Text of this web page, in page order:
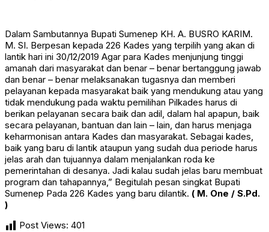
Dalam Sambutannya Bupati Sumenep KH. A. BUSRO KARIM.
M. SI. Berpesan kepada 226 Kades yang terpilih yang akan di
lantik hari ini 30/12/2019 Agar para Kades menjunjung tinggi
amanah dari masyarakat dan benar – benar bertanggung jawab
dan benar – benar melaksanakan tugasnya dan memberi
pelayanan kepada masyarakat baik yang mendukung atau yang
tidak mendukung pada waktu pemilihan Pilkades harus di
berikan pelayanan secara baik dan adil, dalam hal apapun, baik
secara pelayanan, bantuan dan lain – lain, dan harus menjaga
keharmonisan antara Kades dan masyarakat. Sebagai kades,
baik yang baru di lantik ataupun yang sudah dua periode harus
jelas arah dan tujuannya dalam menjalankan roda ke
pemerintahan di desanya. Jadi kalau sudah jelas baru membuat
program dan tahapannya,” Begitulah pesan singkat Bupati
Sumenep Pada 226 Kades yang baru dilantik. ( M. One / S.Pd.
)
Post Views: 401